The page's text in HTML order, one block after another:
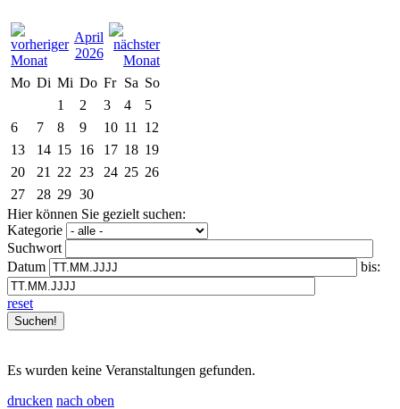
April
2026
Mo Di Mi Do Fr Sa So
1
2 3 4
5
6
7 8 9 10 11
12
13
14 15 16 17 18 19
20
21 22 23 24 25 26
27
28 29 30
Hier können Sie gezielt suchen:
Kategorie
Suchwort
Datum
bis:
reset
Es wurden keine Veranstaltungen gefunden.
drucken nach oben